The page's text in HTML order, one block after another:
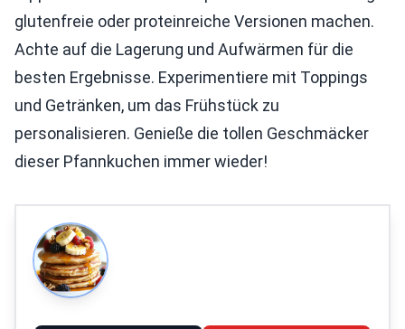
glutenfreie oder proteinreiche Versionen machen.
Achte auf die Lagerung und Aufwärmen für die
besten Ergebnisse. Experimentiere mit Toppings
und Getränken, um das Frühstück zu
personalisieren. Genieße die tollen Geschmäcker
dieser Pfannkuchen immer wieder!